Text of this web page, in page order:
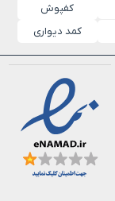
کفپوش
کمد دیواری